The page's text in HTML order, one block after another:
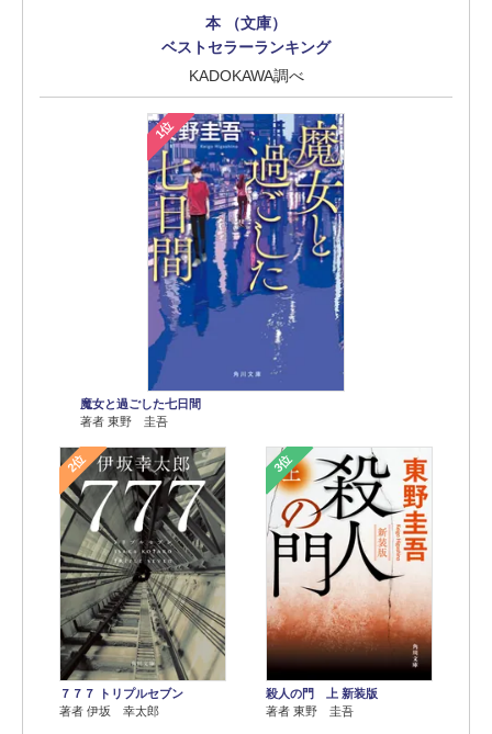
本 （文庫）
ベストセラーランキング
KADOKAWA調べ
1位
魔女と過ごした七日間
著者 東野 圭吾
2位
７７７ トリプルセブン
著者 伊坂 幸太郎
3位
殺人の門 上 新装版
著者 東野 圭吾